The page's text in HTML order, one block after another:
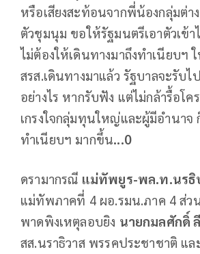
หรือเสียงสะท้อนจากพี่น้องกลุ่มต่า
ตัวชุมนุม ขอให้รัฐมนตรีเอาตัวเข้
ไม่ต้องให้เดินทางมาถึงทำเนียบฯ
สรส.เดินทางมาแล้ว รัฐบาลจะรับไ
อย่างไร หากรับฟัง แต่ไม่กล้ารื้อโคร
เกรงใจกลุ่มทุนใหญ่และผู้มีอำนาจ
ทำเนียบฯ มากขึ้น...0
ดรามากรณี แม่ทัพยูร-พล.ท.นรธิ
แม่ทัพภาคที่ 4 ผอ.รมน.ภาค 4 ส่
พาดพิงเหตุลอบยิง นายกมลศักดิ์
สส.นราธิวาส พรรคประชาชาติ แล